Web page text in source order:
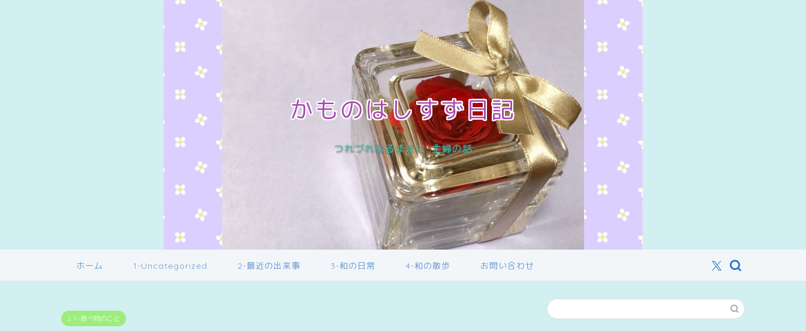
かものはしすず日記
つれづれなるままに…主婦の話
ホーム 1-Uncategorized 2-最近の出来事 3-和の日常 4-和の散歩 お問い合わせ
2.1-食べ物のこと